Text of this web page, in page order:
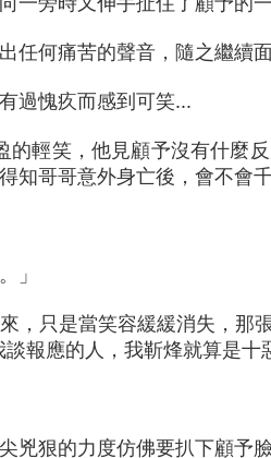
何痛苦的聲音，隨之繼續面
過愧疚而感到可笑...
輕笑，他見顧予沒有什麼
知哥哥意外身亡後，會不會
」
只是當笑容緩緩消失，那
報應的人，我靳烽就算是十
狠的力度仿佛要扒下顧予臉